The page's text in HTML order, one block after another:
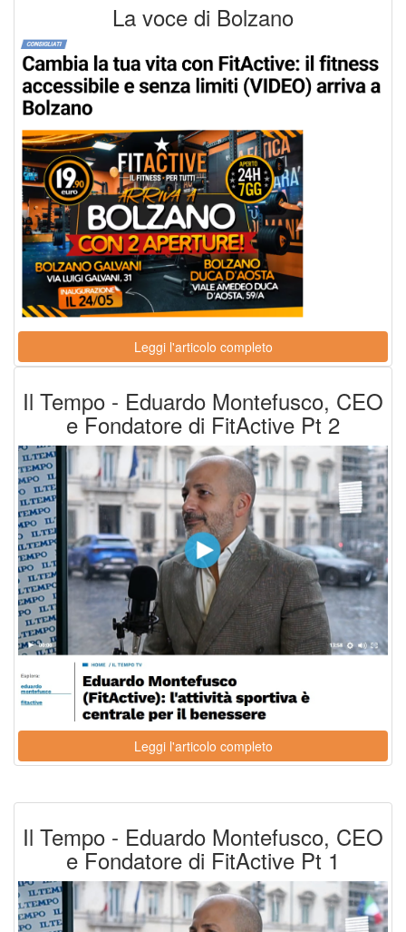
La voce di Bolzano
Leggi l'articolo completo
Il Tempo - Eduardo Montefusco, CEO
e Fondatore di FitActive Pt 2
Leggi l'articolo completo
Il Tempo - Eduardo Montefusco, CEO
e Fondatore di FitActive Pt 1